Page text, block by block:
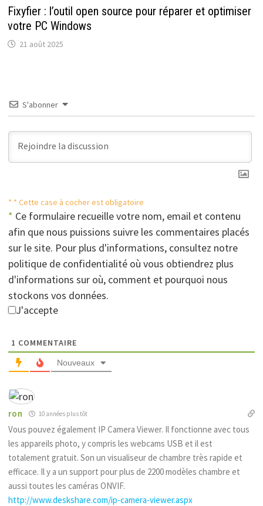
Fixyfier : l’outil open source pour réparer et optimiser
votre PC Windows
21 août 2025
S'abonner
* * Cette case à cocher est obligatoire
* Ce formulaire recueille votre nom, email et contenu
afin que nous puissions suivre les commentaires placés
sur le site. Pour plus d'informations, consultez notre
politique de confidentialité où vous obtiendrez plus
d'informations sur où, comment et pourquoi nous
stockons vos données.
J'accepte
1 COMMENTAIRE
Nouveaux
ron 10 années plus tôt
Vous pouvez également IP Camera Viewer. Il fonctionne avec tous
les appareils photo, y compris les webcams USB et il est
totalement gratuit. Son un visualiseur de chambre très rapide et
efficace. Il y a un support pour plus de 2200 modèles chambre et
aussi toutes les caméras ONVIF.
http://www.deskshare.com/ip-camera-viewer.aspx